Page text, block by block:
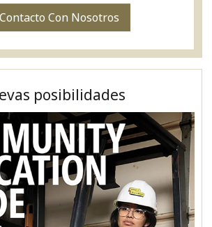
Con Nosotros
posibilidades